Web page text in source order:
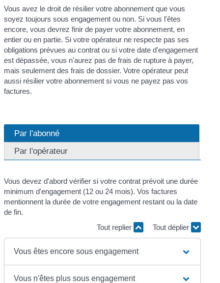
Vous avez le droit de résilier votre abonnement que vous
soyez toujours sous engagement ou non. Si vous l'êtes
encore, vous devrez finir de payer votre abonnement, en
entier ou en partie. Si votre opérateur ne respecte pas ses
obligations prévues au contrat ou si votre date d'engagement
est dépassée, vous n'aurez pas de frais de rupture à payer,
mais seulement des frais de dossier. Votre opérateur peut
aussi résilier votre abonnement si vous ne payez pas vos
factures.
Par l'abonné
Par l'opérateur
Vous devez d'abord vérifier si votre contrat prévoit une durée
minimum d'engagement (12 ou 24 mois). Vos factures
mentionnent la durée de votre engagement restant ou la date
de fin.
Tout replier
Tout déplier
Vous êtes encore sous engagement
Vous n'êtes plus sous engagement